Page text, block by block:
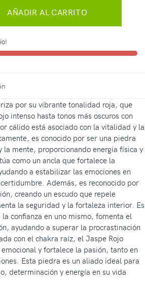
AÑADIR AL CARRITO
por su vibrante tonalidad roja, que
intenso hasta tonos más oscuros con
cálido está asociado con la vitalidad y la
es conocido por ser una piedra
la mente, proporcionando energía física y
como un ancla que fortalece la
a estabilizar las emociones en
Además, es reconocido por
creando un escudo que repele
la seguridad y la fortaleza interior. Es
confianza en uno mismo, fomenta el
ayudando a superar la procrastinación
con el chakra raíz, el Jaspe Rojo
y fortalece la pasión, tanto en
Esta piedra es un aliado ideal para
determinación y energía en su vida